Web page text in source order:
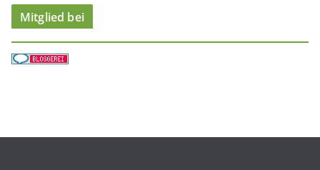
Mitglied bei